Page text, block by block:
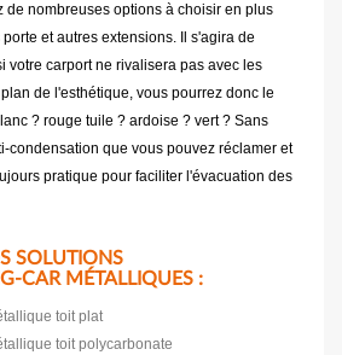
de nombreuses options à choisir en plus
et autres extensions. Il s'agira de
votre carport ne rivalisera pas avec les
de l'esthétique, vous pourrez donc le
? rouge tuile ? ardoise ? vert ? Sans
condensation que vous pouvez réclamer et
pratique pour faciliter l'évacuation des
SOLUTIONS
CAR MÉTALLIQUES :
toit plat
toit polycarbonate